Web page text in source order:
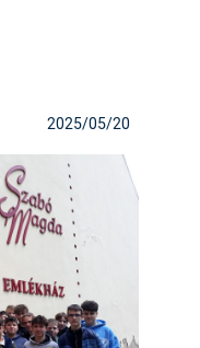
2025/05/20